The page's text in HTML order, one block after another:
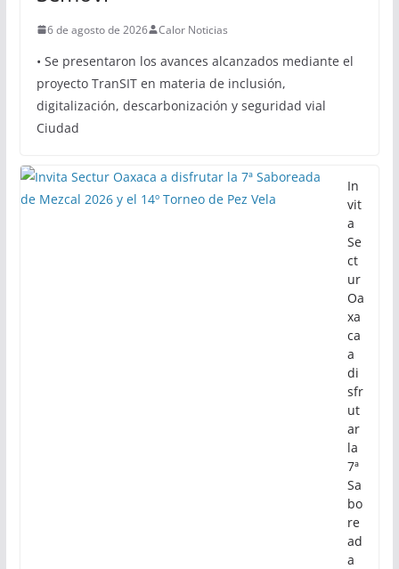
6 de agosto de 2026 Calor Noticias
• Se presentaron los avances alcanzados mediante el
proyecto TranSIT en materia de inclusión,
digitalización, descarbonización y seguridad vial
Ciudad
In
vit
a
Se
ct
ur
Oa
xa
ca
a
di
sfr
ut
ar
la
7ª
Sa
bo
re
ad
a